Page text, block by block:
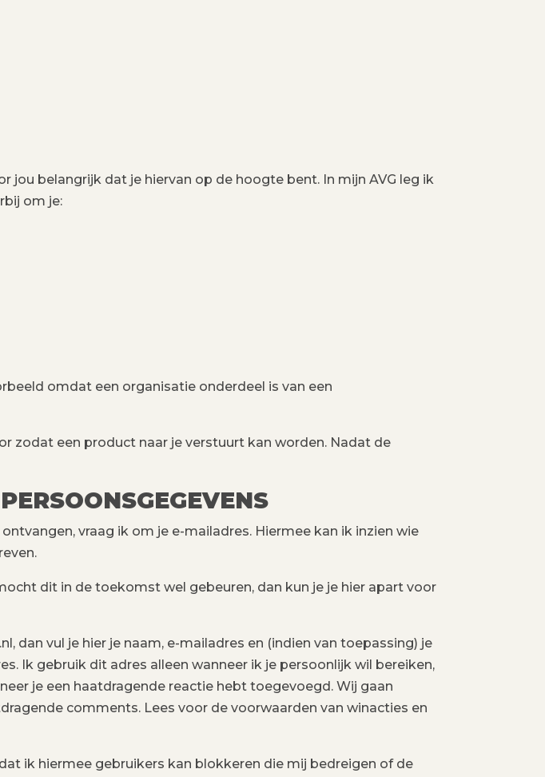
jou belangrijk dat je hiervan op de hoogte bent. In mijn AVG leg ik
om je:
omdat een organisatie onderdeel is van een
zodat een product naar je verstuurt kan worden. Nadat de
vraag ik om je e-mailadres. Hiermee kan ik inzien wie
dit in de toekomst wel gebeuren, dan kun je je hier apart voor
dan vul je hier je naam, e-mailadres en (indien van toepassing) je
Ik gebruik dit adres alleen wanneer ik je persoonlijk wil bereiken,
je een haatdragende reactie hebt toegevoegd. Wij gaan
comments. Lees voor de voorwaarden van winacties en
ik hiermee gebruikers kan blokkeren die mij bedreigen of de